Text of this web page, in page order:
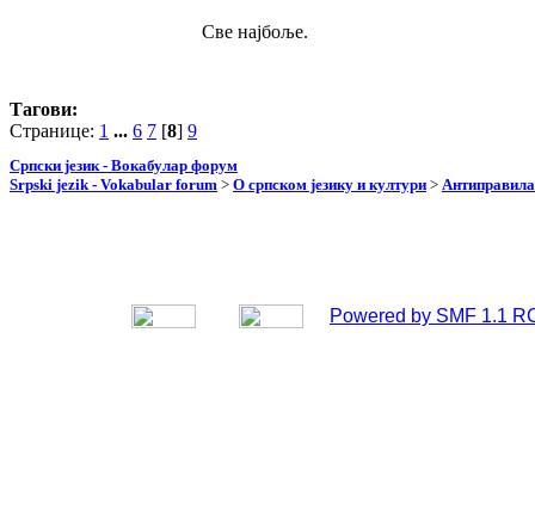
Све најбоље.
Тагови:
Странице: 1 ... 6 7 [8] 9
Српски језик - Вокабулар форум
Srpski jezik - Vokabular forum > О српском језику и култури > Антиправила
Powered by SMF 1.1